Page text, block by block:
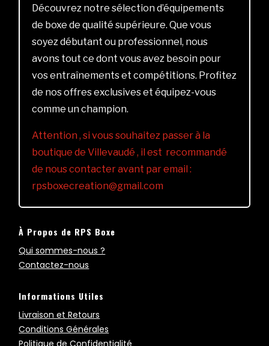
Découvrez notre sélection d’équipements
de boxe de qualité supérieure. Que vous
soyez débutant ou professionnel, nous
avons tout ce dont vous avez besoin pour
vos entraînements et compétitions. Profitez
de nos offres exclusives et équipez-vous
comme un champion.
Attention , si vous souhaitez passer à la
boutique de Villevaudé , il est recommandé
de nous contacter avant par email :
rpsboxecreation@gmail.com
À Propos de RPS Boxe
Qui sommes-nous ?
Contactez-nous
Informations Utiles
Livraison et Retours
Conditions Générales
Politique de Confidentialité